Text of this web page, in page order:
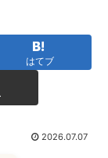
はてブ
2026.07.07